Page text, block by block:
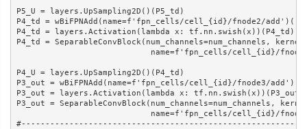
P5_U = layers.UpSampling2D()(P5_td)
P4_td = wBiFPNAdd(name=f'fpn_cells/cell_{id}/fnode2/
P4_td = layers.Activation(lambda x: tf.nn.swish(x))(P4_td)
P4_td = SeparableConvBlock(num_channels=num_channels,
name=f'fpn_cells/cell_{id}/
P4_U = layers.UpSampling2D()(P4_td)
P3_out = wBiFPNAdd(name=f'fpn_cells/cell_{id}/fnode3/
P3_out = layers.Activation(lambda x: tf.nn.swish(x))(P3_out)
P3_out = SeparableConvBlock(num_channels=num_channels,
name=f'fpn_cells/cell_{id}/